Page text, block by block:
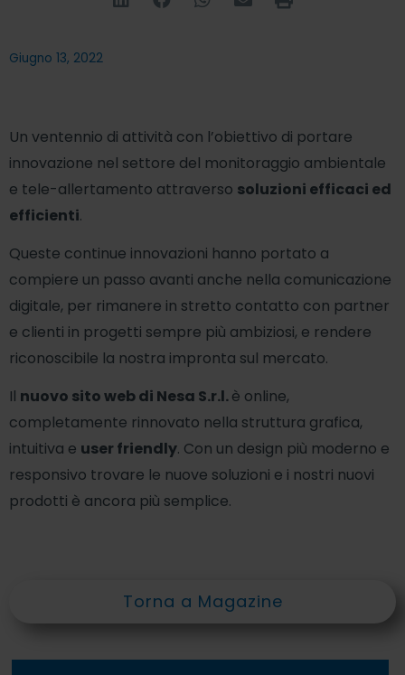
Giugno 13, 2022
Un ventennio di attività con l’obiettivo di portare
innovazione nel settore del monitoraggio ambientale
e tele-allertamento attraverso soluzioni efficaci ed
efficienti.
Queste continue innovazioni hanno portato a
compiere un passo avanti anche nella comunicazione
digitale, per rimanere in stretto contatto con partner
e clienti in progetti sempre più ambiziosi, e rendere
riconoscibile la nostra impronta sul mercato.
Il nuovo sito web di Nesa S.r.l.è online,
completamente rinnovato nella struttura grafica,
intuitiva e user friendly. Con un design più moderno e
responsivo trovare le nuove soluzioni e i nostri nuovi
prodotti è ancora più semplice.
Torna a Magazine